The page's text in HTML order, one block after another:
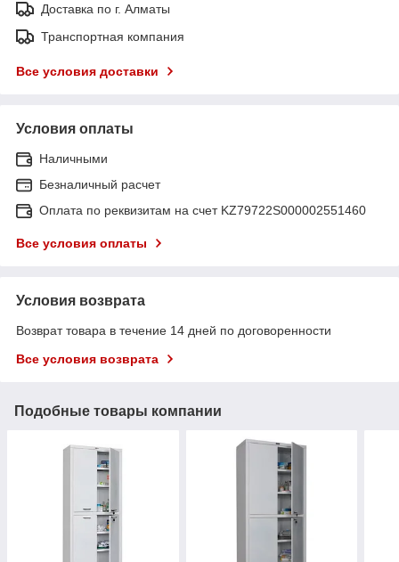
Доставка по г. Алматы
Транспортная компания
Все условия доставки
Условия оплаты
Наличными
Безналичный расчет
Оплата по реквизитам на счет KZ79722S000002551460
Все условия оплаты
Условия возврата
Возврат товара в течение 14 дней по договоренности
Все условия возврата
Подобные товары компании